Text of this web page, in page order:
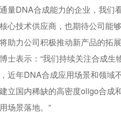
量DNA合成能力的企业，我们
心技术供应商，也期待公司能
助力公司积极推动新产品的拓
士表示：“我们持续关注合成
近年DNA合成应用场景和领域
立国内稀缺的高密度oligo合成
场景落地。”